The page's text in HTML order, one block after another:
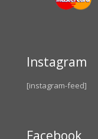
Instagram
[instagram-feed]
Facebook